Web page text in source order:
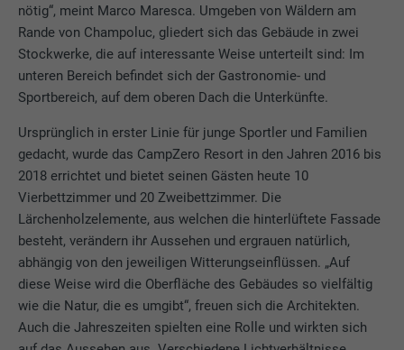
nötig“, meint Marco Maresca. Umgeben von Wäldern am
Rande von Champoluc, gliedert sich das Gebäude in zwei
Stockwerke, die auf interessante Weise unterteilt sind: Im
unteren Bereich befindet sich der Gastronomie- und
Sportbereich, auf dem oberen Dach die Unterkünfte.
Ursprünglich in erster Linie für junge Sportler und Familien
gedacht, wurde das CampZero Resort in den Jahren 2016 bis
2018 errichtet und bietet seinen Gästen heute 10
Vierbettzimmer und 20 Zweibettzimmer. Die
Lärchenholzelemente, aus welchen die hinterlüftete Fassade
besteht, verändern ihr Aussehen und ergrauen natürlich,
abhängig von den jeweiligen Witterungseinflüssen. „Auf
diese Weise wird die Oberfläche des Gebäudes so vielfältig
wie die Natur, die es umgibt“, freuen sich die Architekten.
Auch die Jahreszeiten spielten eine Rolle und wirkten sich